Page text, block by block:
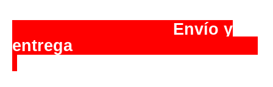
️ Envío y
entrega